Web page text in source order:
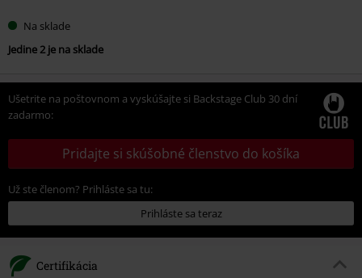
Na sklade
Jedine 2 je na sklade
Ušetrite na poštovnom a vyskúšajte si Backstage Club 30 dní
zadarmo:
Pridajte si skúšobné členstvo do košíka
Už ste členom? Prihláste sa tu:
Prihláste sa teraz
Certifikácia